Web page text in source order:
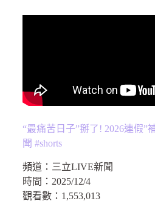
“最痛苦日子”掰了! 2026連假”
聞 #shorts
頻道： 三立LIVE新聞
時間： 2025/12/4
觀看數： 1,553,013